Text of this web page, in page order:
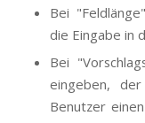
Bei
die Eingabe in
Bei
eingeben,
Benutzer